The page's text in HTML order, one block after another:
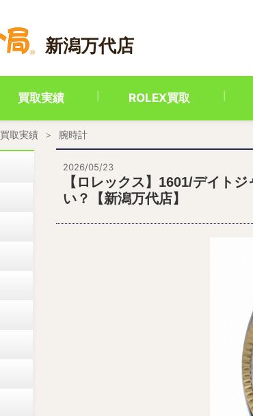
新潟万代店
買取実績 ROLEX買取
買取実績 腕時計
2026/05/23
【ロレックス】1601/デイト
い？【新潟万代店】